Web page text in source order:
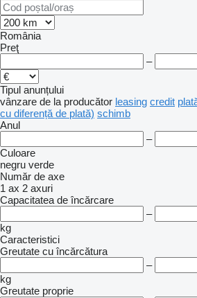
România
Preţ
–
Tipul anunțului
vânzare de la producător leasing credit
cu diferență de plată) schimb
Anul
–
Culoare
negru verde
Număr de axe
1 ax 2 axuri
Capacitatea de încărcare
–
kg
Caracteristici
Greutate cu încărcătura
–
kg
Greutate proprie